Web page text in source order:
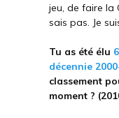
jeu, de faire la
sais pas. Je
Tu as été élu
décennie
classement
moment ?